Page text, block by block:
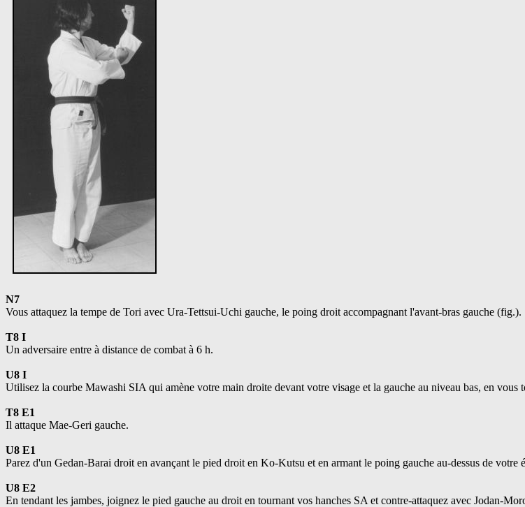
N7
Vous attaquez la tempe de Tori avec Ura-Tettsui-Uchi gauche, le poing droit accompagnant l'avant-bras gauche (fig.).
T8 I
Un adversaire entre à distance de combat à 6 h.
U8 I
Utilisez la courbe Mawashi SIA qui amène votre main droite devant votre visage et la gauche au niveau bas, en vous
T8 E1
Il attaque Mae-Geri gauche.
U8 E1
Parez d'un Gedan-Barai droit en avançant le pied droit en Ko-Kutsu et en armant le poing gauche au-dessus de
U8 E2
En tendant les jambes, joignez le pied gauche au droit en tournant vos hanches SA et contre-attaquez avec Jodan-